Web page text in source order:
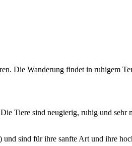
Die Wanderung findet in ruhigem
Tiere sind neugierig, ruhig und
sind für ihre sanfte Art und ihre